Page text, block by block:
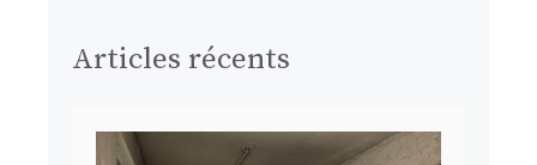
Articles récents